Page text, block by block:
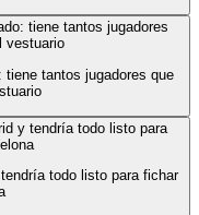
tiene tantos jugadores que
todo listo para fichar